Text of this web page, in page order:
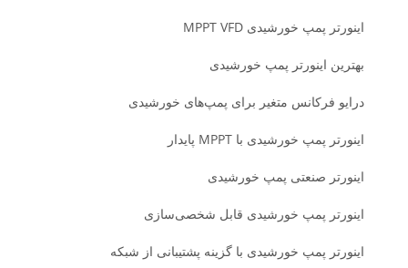
اینورتر پمپ خورشیدی MPPT VFD
بهترین اینورتر پمپ خورشیدی
درایو فرکانس متغیر برای پمپ‌های خورشیدی
اینورتر پمپ خورشیدی با MPPT پایدار
اینورتر صنعتی پمپ خورشیدی
اینورتر پمپ خورشیدی قابل شخصی‌سازی
اینورتر پمپ خورشیدی با گزینه پشتیبانی از شبکه